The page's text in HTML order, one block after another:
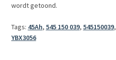
wordt getoond.
Tags: 45Ah, 545 150 039, 545150039,
YBX3056